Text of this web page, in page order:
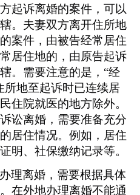
起诉离婚的案件，可以
。夫妻双方离开住所地
案件，由被告经常居住
居住地的，由原告起诉
。需要注意的是， “经
所地至起诉时已连续居
住院就医的地方除外。
讼离婚，需要准备充分
居住情况。例如，居住
明、社保缴纳记录等。
理离婚，需要根据具体
在外地办理离婚不能通